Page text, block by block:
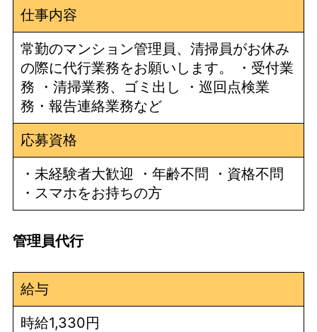
仕事内容
常勤のマンション管理員、清掃員がお休み
の際に代行業務をお願いします。 ・受付業
務 ・清掃業務、ゴミ出し ・巡回点検業
務・報告連絡業務など
応募資格
・未経験者大歓迎 ・年齢不問 ・資格不問
・スマホをお持ちの方
管理員代行
給与
時給1,330円